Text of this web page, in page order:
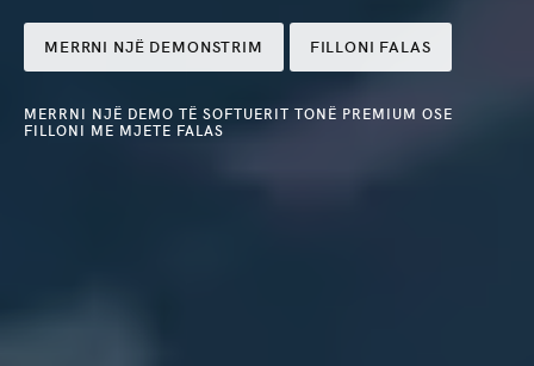
MERRNI NJË DEMONSTRIM FILLONI FALAS
MERRNI NJË DEMO TË SOFTUERIT TONË PREMIUM OSE
FILLONI ME MJETE FALAS